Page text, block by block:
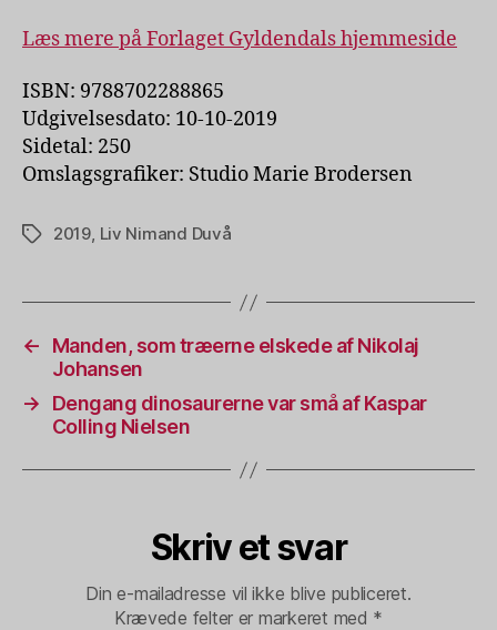
Læs mere på Forlaget Gyldendals hjemmeside
ISBN: 9788702288865
Udgivelsesdato: 10-10-2019
Sidetal: 250
Omslagsgrafiker: Studio Marie Brodersen
Tags2019, Liv Nimand Duvå
←
Manden, som træerne elskede af Nikolaj
Johansen
→
Dengang dinosaurerne var små af Kaspar
Colling Nielsen
Skriv et svar
Din e-mailadresse vil ikke blive publiceret.
Krævede felter er markeret med *